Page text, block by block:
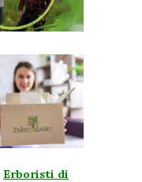
Erboristi di